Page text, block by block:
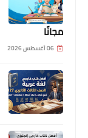
مجانًا
06 أغسطس 2026